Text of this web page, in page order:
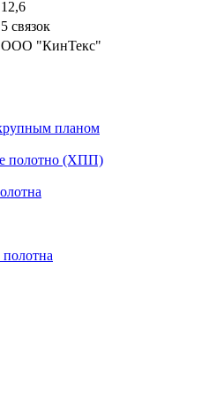
12,6
5 связок
ООО "КинТекс"